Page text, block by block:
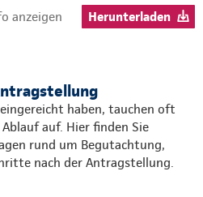
anzeigen
Herunterladen
haben, tauchen oft
auf. Hier finden Sie
rund um Begutachtung,
nach der Antragstellung.